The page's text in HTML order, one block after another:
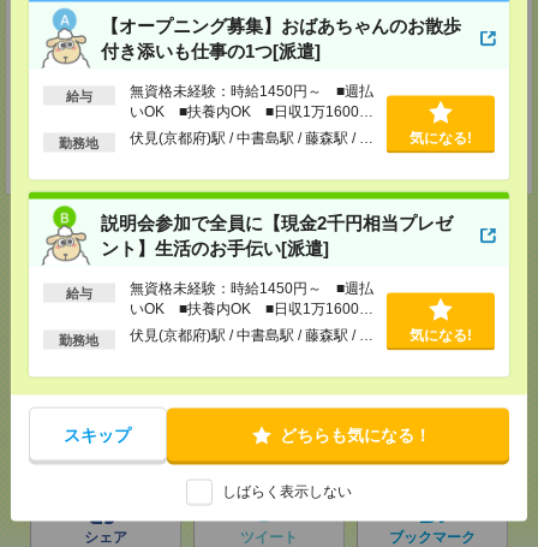
【オープニング募集】おばあちゃんのお散歩
付き添いも仕事の1つ[派遣]
給与
無資格未経験：時給1450円～ ■週払
いOK ■扶養内OK ■日収1万1600円
以上
勤務地 伏見(京都府)駅 / 中書島駅 / 藤森駅 / … 気になる!
説明会参加で全員に【現金2千円相当プレゼ
ント】生活のお手伝い[派遣]
給与
無資格未経験：時給1450円～ ■週払
いOK ■扶養内OK ■日収1万1600円
以上
勤務地 伏見(京都府)駅 / 中書島駅 / 藤森駅 / … 気になる!
スキップ どちらも気になる！
しばらく表示しない
メディカルケア事業部 京都オフィス
京都府京都市下京区東塩小路町843番地2 日本生命京都ヤサカビル5F
TEL：0120-975-927
MAIL：
tenshoku@nikken-ts.jp
担当：採用担当
応募ページへ
気になる！ 電話応募
で送る
シェア ツイート ブックマーク